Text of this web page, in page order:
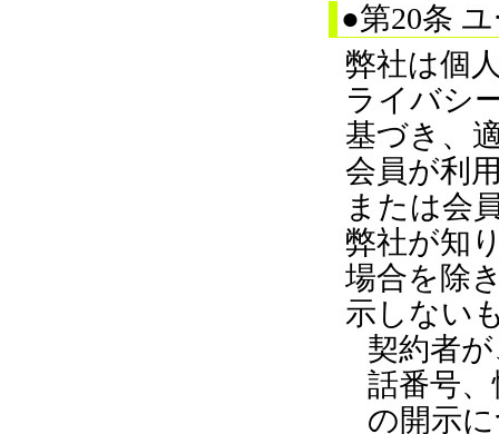
●第20条
弊社は個
ライバシ
基づき、
会員が利
または会
弊社が知
場合を除
示しない
契約者
話番号
の開示